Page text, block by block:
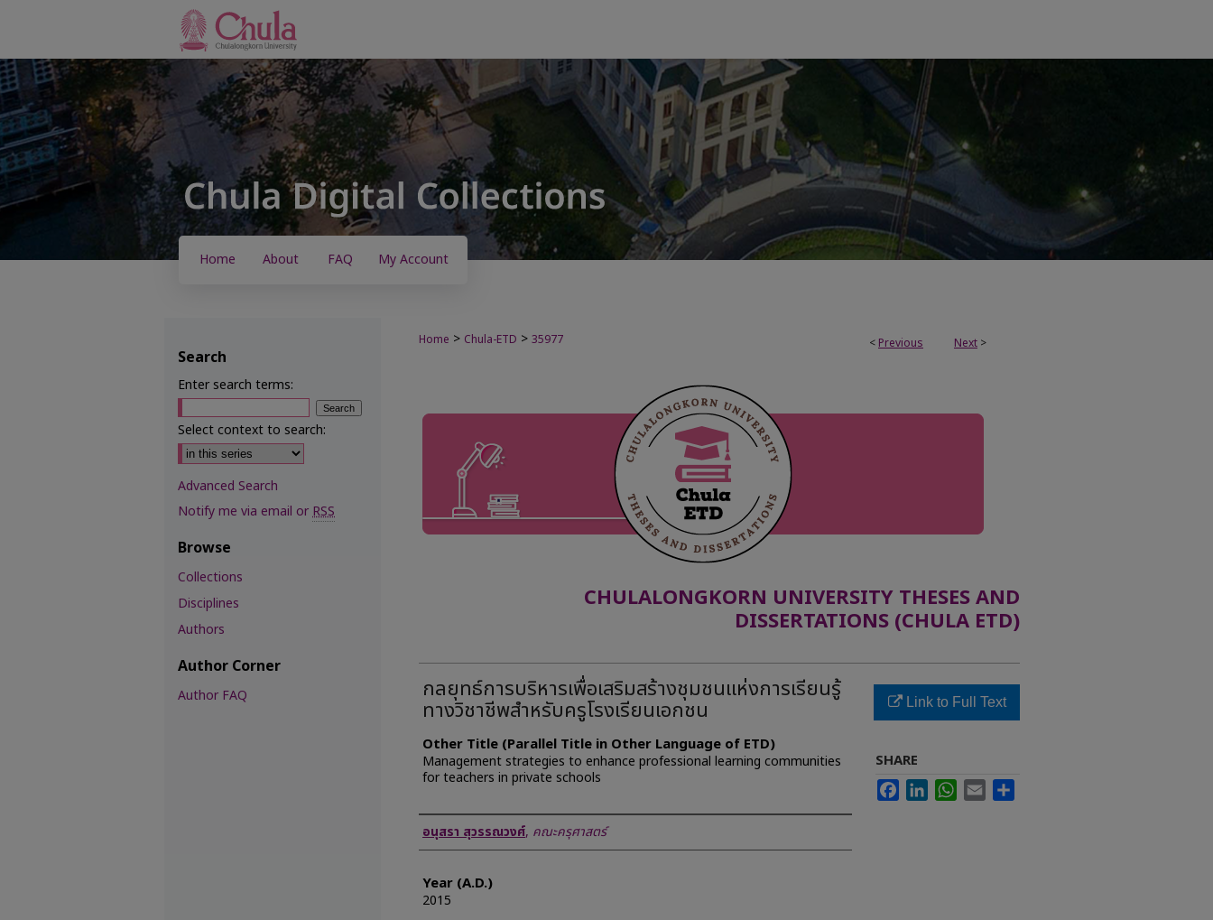
Home About FAQ My Account
< Previous Next >
Home > Chula-ETD > 35977
CHULALONGKORN UNIVERSITY THESES AND
DISSERTATIONS (CHULA ETD)
กลยุทธ์การบริหารเพื่อเสริมสร้างชุมชนแห่งการเรียนรู้
ทางวิชาชีพสำหรับครูโรงเรียนเอกชน
Other Title (Parallel Title in Other Language of ETD)
Management strategies to enhance professional learning communities
for teachers in private schools
Author
อนุสรา สุวรรณวงศ์, คณะครุศาสตร์
Year (A.D.)
2015
Link to Full Text
SHARE
FacebookLinkedInWhatsApp
Email
Search
Enter search terms:
Select context to search:
Advanced Search
Notify me via email orRSS
Browse
Collections
Disciplines
Authors
Author Corner
Author FAQ